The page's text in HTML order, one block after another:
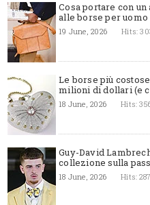
Cosa portare con
alle borse per uomo
19 June, 2026 Hits:
Le borse più
milioni di dollari (e
18 June, 2026 Hits:
Guy-David
collezione sulla
18 June, 2026 Hits: 287